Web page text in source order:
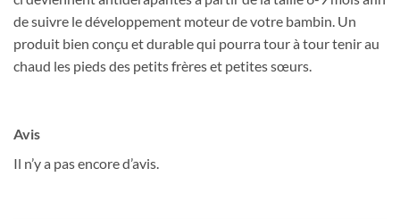
de suivre le développement moteur de votre bambin. Un
produit bien conçu et durable qui pourra tour à tour tenir au
chaud les pieds des petits frères et petites sœurs.
Avis
Il n’y a pas encore d’avis.